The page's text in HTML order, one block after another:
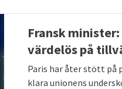
Fransk
värdelös på
Paris har åter stött
klara unionens